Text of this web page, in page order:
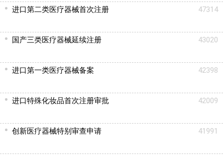
进口第二类医疗器械首次注册 47314
国产三类医疗器械延续注册 43020
进口第一类医疗器械备案 42398
进口特殊化妆品首次注册审批 42009
创新医疗器械特别审查申请 41991